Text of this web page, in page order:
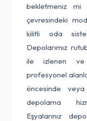
bekletmeniz
çevresindeki
kilitli oda
Depolarımız
ile izlenen ve
profesyonel
öncesinde
depolama
Eşyalarınız